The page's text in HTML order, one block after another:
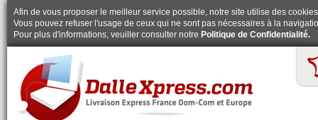
Afin de vous proposer le meilleur service possible, notre site utilise des
Vous pouvez refuser l'usage de ceux qui ne sont pas nécessaires à la
Pour plus d'informations, veuiller consulter notre Politique de Confidentialité.